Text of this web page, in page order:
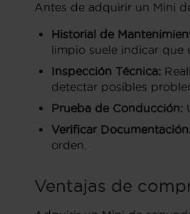
Antes de adquirir un Mini
Historial de
limpio suele indicar que
Inspección Técnica:
detectar posibles
Prueba de Conducción:
Verificar
orden.
Ventajas de